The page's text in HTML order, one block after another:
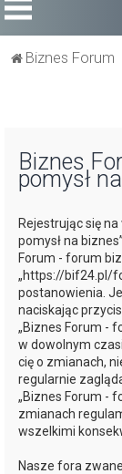
Biznes Forum
Biznes
pomysł
Rejestrując się
pomysł na
Forum - forum
„https://bif24.pl/
postanowienia.
naciskając
„Biznes Forum -
w dowolnym
cię o zmianach,
regularnie
„Biznes Forum -
zmianach
wszelkimi
Nasze fora zwane